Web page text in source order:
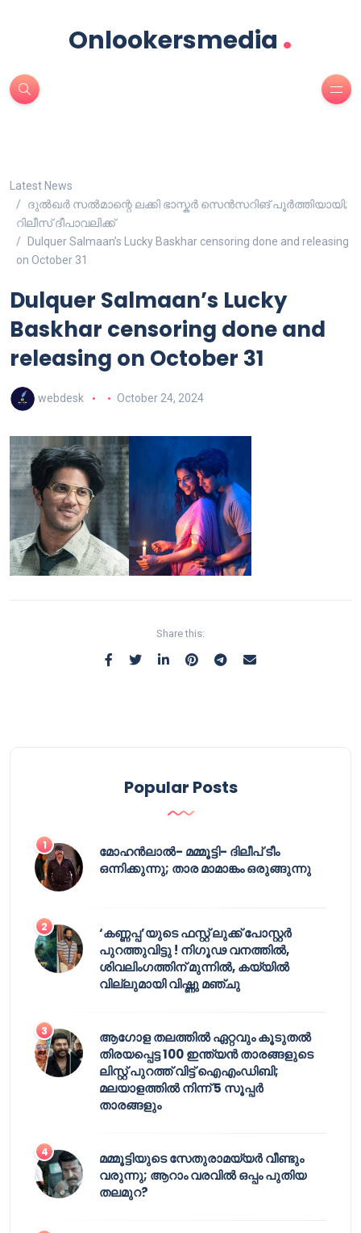
Onlookersmedia .
Latest News
ദുൽഖർ സൽമാന്റെ ലക്കി ഭാസ്കർ സെൻസറിങ് പൂർത്തിയായി;
റിലീസ് ദീപാവലിക്ക്
Dulquer Salmaan’s Lucky Baskhar censoring done and releasing
on October 31
Dulquer Salmaan’s Lucky
Baskhar censoring done and
releasing on October 31
webdesk October 24, 2024
Share this:
Popular Posts
മോഹൻലാൽ- മമ്മൂട്ടി- ദിലീപ് ടീം
ഒന്നിക്കുന്നു; താര മാമാങ്കം ഒരുങ്ങുന്നു
‘കണ്ണപ്പ’യുടെ ഫസ്റ്റ് ലുക്ക് പോസ്റ്റർ
പുറത്തുവിട്ടു ! നിഗൂഢ വനത്തിൽ,
ശിവലിംഗത്തിന് മുന്നിൽ, കയ്യിൽ
വില്ലുമായി വിഷ്ണു മഞ്ചു
ആഗോള തലത്തിൽ ഏറ്റവും കൂടുതൽ
തിരയപ്പെട്ട 100 ഇന്ത്യൻ താരങ്ങളുടെ
ലിസ്റ്റ് പുറത്ത് വിട്ട് ഐഎംഡിബി;
മലയാളത്തിൽ നിന്ന് 5 സൂപ്പർ
താരങ്ങളും
മമ്മൂട്ടിയുടെ സേതുരാമയ്യർ വീണ്ടും
വരുന്നു; ആറാം വരവിൽ ഒപ്പം പുതിയ
തലമുറ?